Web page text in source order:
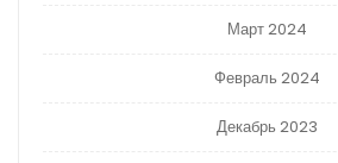
Март 2024
Февраль 2024
Декабрь 2023